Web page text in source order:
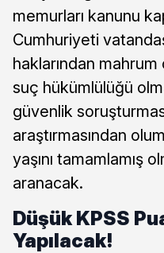
memurları kanunu
Cumhuriyeti
haklarından
suç hükümlülüğü
güvenlik
araştırmasından
yaşını tamamlamış
aranacak.
Düşük KPSS
Yapılacak!